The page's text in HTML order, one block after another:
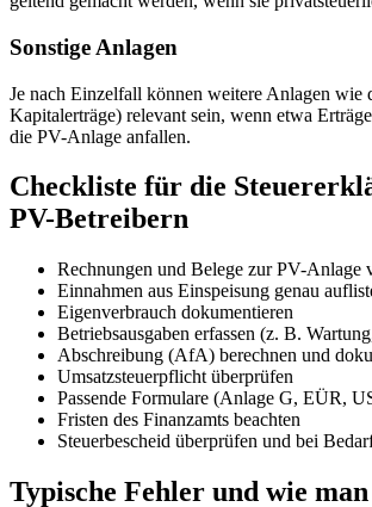
Sonstige Anlagen
Je nach Einzelfall können weitere Anlagen
Kapitalerträge) relevant sein, wenn etwa
die PV-Anlage anfallen.
Checkliste für die
PV-Betreibern
Rechnungen und Belege zur PV-Anlage
Einnahmen aus Einspeisung genau
Eigenverbrauch dokumentieren
Betriebsausgaben erfassen (z. B.
Abschreibung (AfA) berechnen und
Umsatzsteuerpflicht überprüfen
Passende Formulare (Anlage G, EÜR,
Fristen des Finanzamts beachten
Steuerbescheid überprüfen und bei
Typische Fehler und wie man